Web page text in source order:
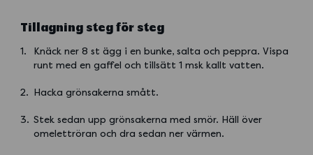
Tillagning steg för steg
Knäck ner 8 st ägg i en bunke, salta och peppra. Vispa
runt med en gaffel och tillsätt 1 msk kallt vatten.
Hacka grönsakerna smått.
Stek sedan upp grönsakerna med smör. Häll över
omelettröran och dra sedan ner värmen.